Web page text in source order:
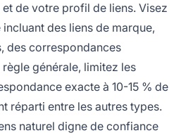
et de votre profil de liens. Visez
des liens de marque,
des correspondances
générale, limitez les
exacte à 10-15 % de
réparti entre les autres types.
naturel digne de confiance